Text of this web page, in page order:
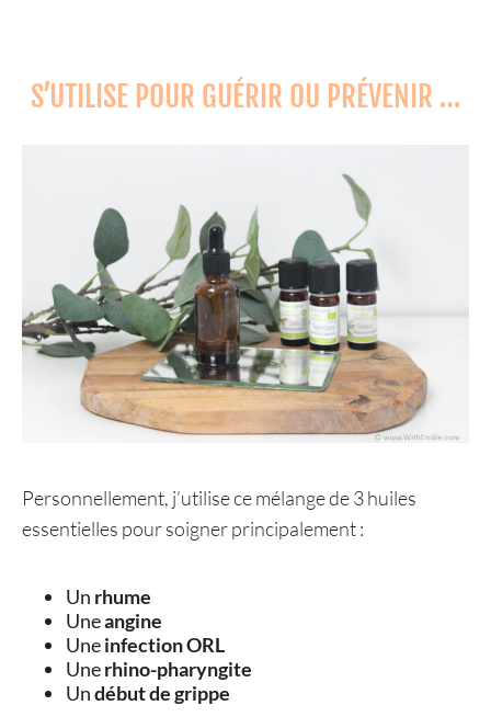
S’UTILISE POUR GUÉRIR OU PRÉVENIR …
Personnellement, j’utilise ce mélange de 3 huiles
essentielles pour soigner principalement :
Un rhume
Uneangine
Uneinfection ORL
Unerhino-pharyngite
Undébut de grippe